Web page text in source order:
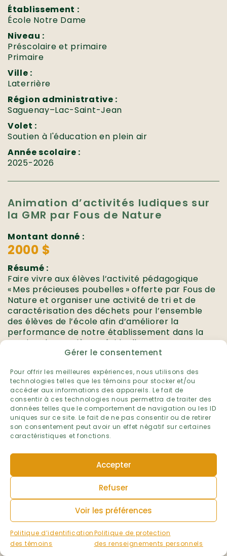
Gérer le consentement
Pour offrir les meilleures expériences, nous utilisons des
technologies telles que les témoins pour stocker et/ou
accéder aux informations des appareils. Le fait de
consentir à ces technologies nous permettra de traiter des
données telles que le comportement de navigation ou les ID
uniques sur ce site. Le fait de ne pas consentir ou de retirer
son consentement peut avoir un effet négatif sur certaines
caractéristiques et fonctions.
Accepter
Refuser
Voir les préférences
Politique d’identification
des témoins
Politique de protection
des renseignements personnels
Établissement :
École Notre Dame
Niveau :
Préscolaire et primaire
Primaire
Ville :
Laterrière
Région administrative :
Saguenay–Lac-Saint-Jean
Volet :
Soutien à l'éducation en plein air
Année scolaire :
2025-2026
Animation d’activités ludiques sur
la GMR par Fous de Nature
Montant donné :
2000 $
Résumé :
Faire vivre aux élèves l’activité pédagogique
« Mes précieuses poubelles » offerte par Fous de
Nature et organiser une activité de tri et de
caractérisation des déchets pour l’ensemble
des élèves de l’école afin d’améliorer la
performance de notre établissement dans la
gestion des matières résiduelles.
Établissement :
École de la Broquerie
Niveau :
Préscolaire et primaire
Primaire
Préscolaire
Ville :
Boucherville
Région administrative :
Matières résiduelles
Année scolaire :
2025-2026